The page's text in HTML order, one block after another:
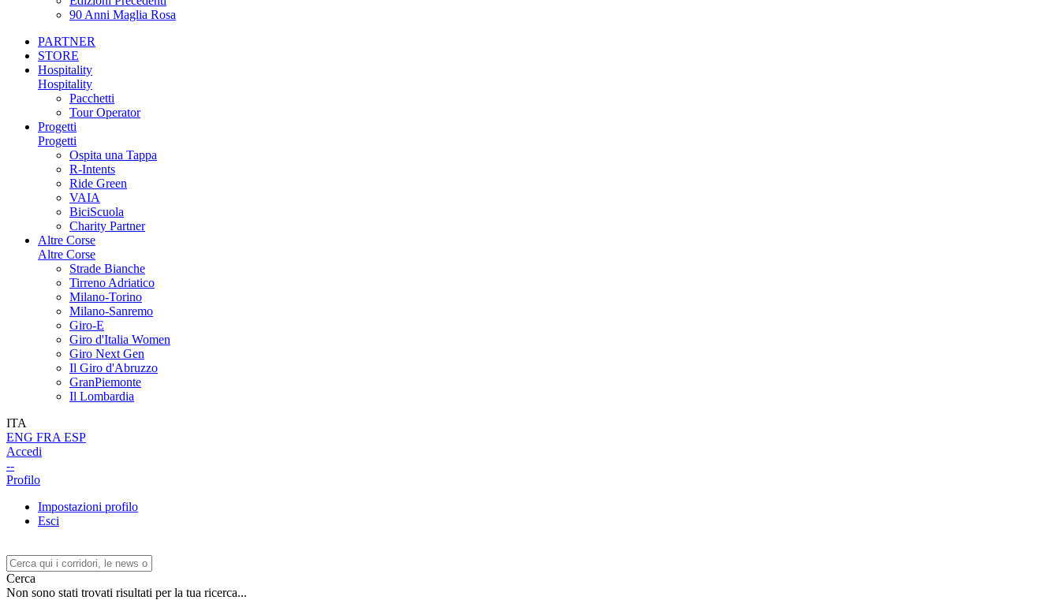
90 Anni Maglia Rosa
PARTNER
STORE
Hospitality
Hospitality
Pacchetti
Tour Operator
Progetti
Progetti
Ospita una Tappa
R-Intents
Ride Green
VAIA
BiciScuola
Charity Partner
Altre Corse
Altre Corse
Strade Bianche
Tirreno Adriatico
Milano-Torino
Milano-Sanremo
Giro-E
Giro d'Italia Women
Giro Next Gen
Il Giro d'Abruzzo
GranPiemonte
Il Lombardia
ITA
ENG FRA ESP
Accedi
--
Profilo
Impostazioni profilo
Esci
Cerca
Non sono stati trovati risultati per la tua ricerca...